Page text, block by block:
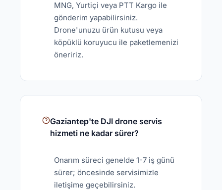
MNG, Yurtiçi veya PTT Kargo ile
gönderim yapabilirsiniz.
Drone'unuzu ürün kutusu veya
köpüklü koruyucu ile paketlemenizi
öneririz.
Gaziantep'te DJI drone servis
hizmeti ne kadar sürer?
Onarım süreci genelde 1-7 iş günü
sürer; öncesinde servisimizle
iletişime geçebilirsiniz.